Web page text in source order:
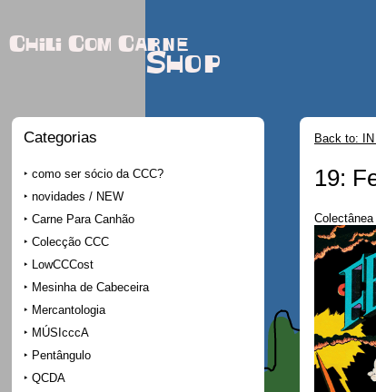
Chili Com Carne
Shop
Categorias
como ser sócio da CCC?
novidades / NEW
Carne Para Canhão
Colecção CCC
LowCCCost
Mesinha de Cabeceira
Mercantologia
MÚSIcccA
Pentângulo
QCDA
Back to:
19: